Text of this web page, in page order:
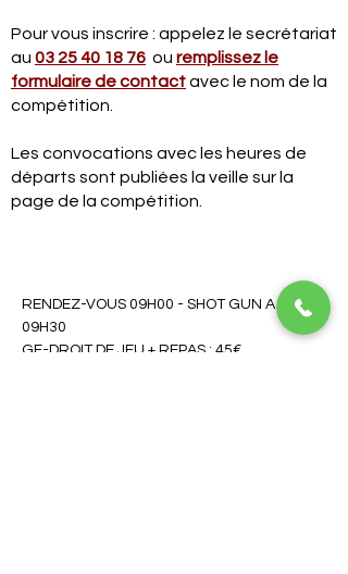
Pour vous inscrire : appelez le secrétariat
au 03 25 40 18 76 ou remplissez le
formulaire de contactavec le nom de la
compétition.
Les convocations avec les heures de
départs sont publiées la veille sur la
page de la compétition.
RENDEZ-VOUS 09H00 - SHOT GUN A
09H30
GF-DROIT DE JEU + REPAS : 45€